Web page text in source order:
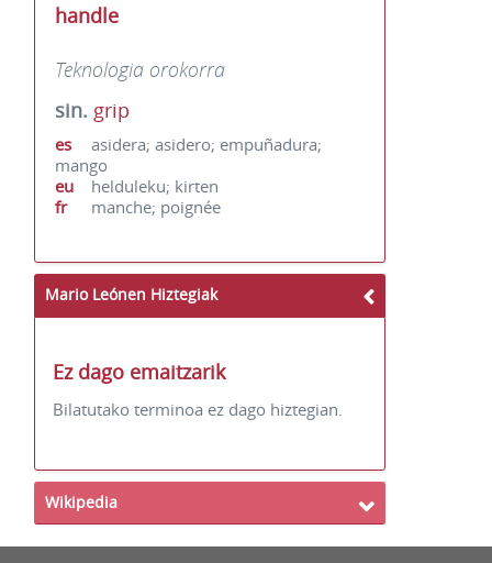
handle
Teknologia orokorra
sin. grip
es
asidera; asidero; empuñadura;
mango
eu
helduleku; kirten
fr
manche; poignée
Mario Leónen Hiztegiak
Ez dago emaitzarik
Bilatutako terminoa ez dago hiztegian.
Wikipedia